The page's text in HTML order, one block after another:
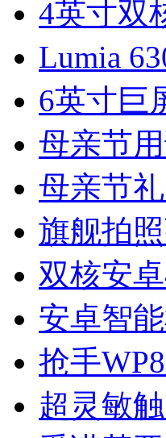
4英寸双
Lumia
6英寸巨
母亲节
母亲节
旗舰拍
双核安
安卓智
抢手
超灵敏